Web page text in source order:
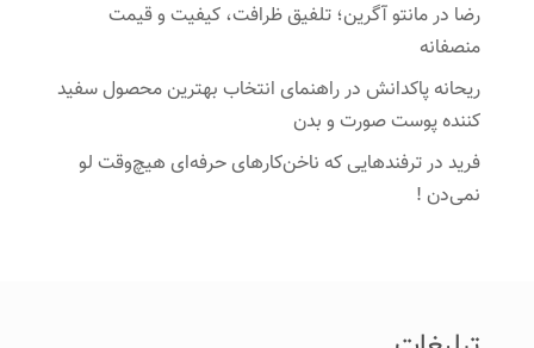
رضا درمانتو آگرین؛ تلفیق ظرافت، کیفیت و قیمت
منصفانه
ریحانه پاکدانشدرراهنمای انتخاب بهترین محصول سفید
کننده پوست صورت و بدن
فریددرترفندهایی که ناخن‌کارهای حرفه‌ای هیچ‌وقت لو
نمی‌دن !